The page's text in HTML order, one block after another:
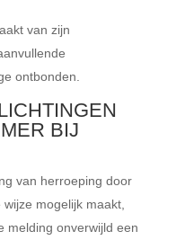
van zijn
ontbonden.
BIJ
van herroeping door
mogelijk maakt,
melding onverwijld een